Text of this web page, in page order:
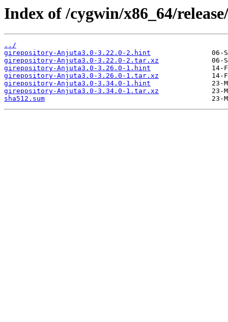
Index of /cygwin/x86_64/
../
girepository-Anjuta3.0-3.22.0-2.hint
girepository-Anjuta3.0-3.22.0-2.tar.xz
girepository-Anjuta3.0-3.26.0-1.hint
girepository-Anjuta3.0-3.26.0-1.tar.xz
girepository-Anjuta3.0-3.34.0-1.hint
girepository-Anjuta3.0-3.34.0-1.tar.xz
sha512.sum